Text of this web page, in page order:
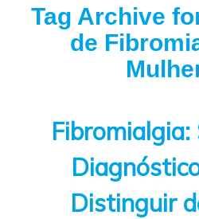
Tag Archive
de
Distinguir